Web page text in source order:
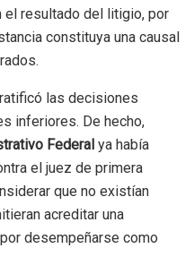
el resultado del litigio, por
constituya una causal
las decisiones
inferiores. De hecho,
Federal ya había
el juez de primera
que no existían
acreditar una
desempeñarse como